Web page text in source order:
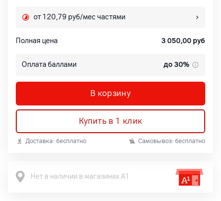
от 120,79 руб/мес частями
Полная цена 3 050,00 руб
Оплата баллами до 30%
В корзину
Купить в 1 клик
Доставка: бесплатно Самовывоз: бесплатно
Нет в наличии в магазинах А1